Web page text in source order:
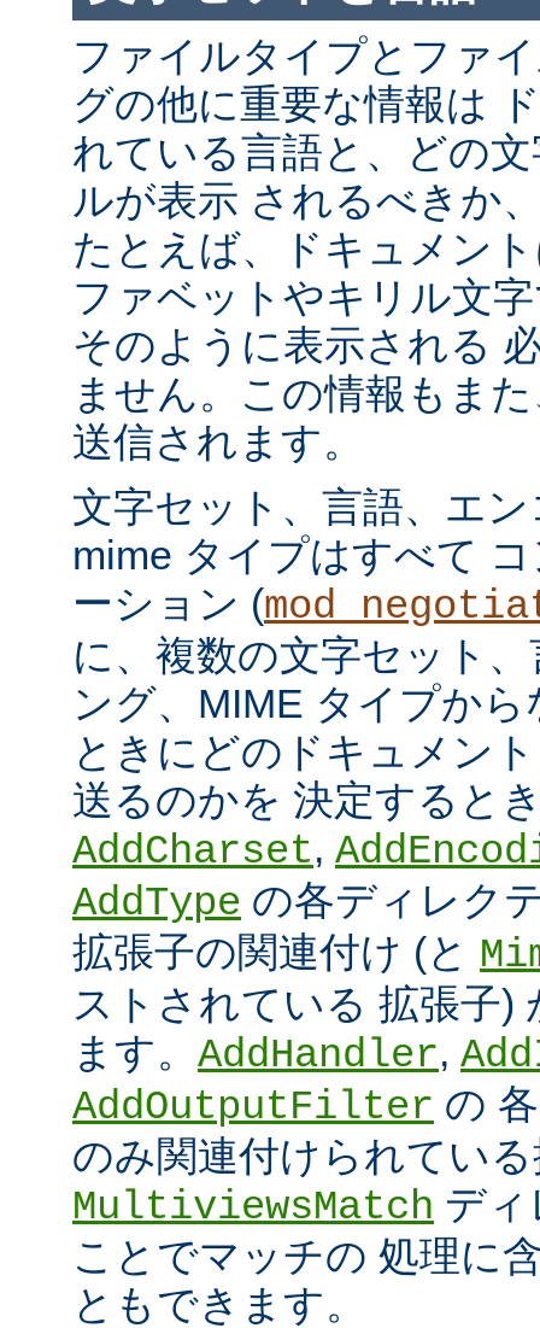
ファイルタイプとファ
グの他に重要な情報は
れている言語と、どの
ルが表示 されるべきか
たとえば、ドキュメン
ファベットやキリル文
そのように表示される
ません。この情報もま
送信されます。
文字セット、言語、エ
mime タイプはすべて
ーション (
に、複数の文字セット
ング、MIME タイプか
ときにどのドキュメン
送るのかを 決定すると
AddCharset,
AddType の各ディレク
拡張子の関連付け (と
ストされている 拡張子)
ます。 AddHandler,
AddOutputFilter の
のみ関連付けられてい
MultiviewsMatch デ
ことでマッチの 処理に
ともできます。